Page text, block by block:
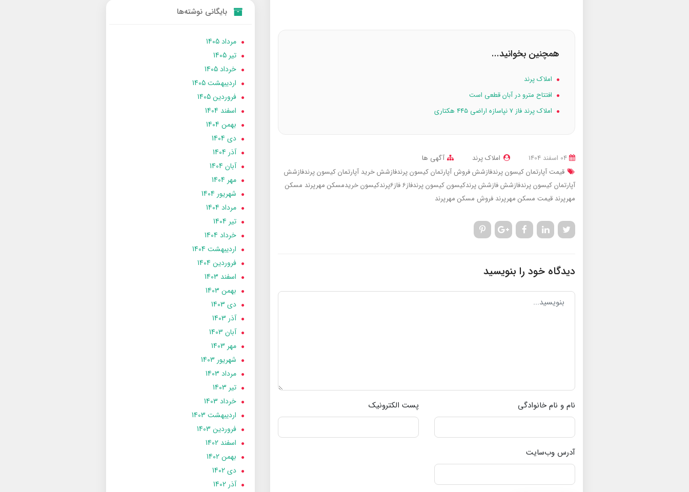
همچنین بخوانید...
املاک پرند
افتتاح مترو در آبان قطعی است
املاک پرند فاز ۷ نپاسازه اراضی ۴۴۵ هکتاری
املاک پرند
آگهی ها
قیمت آپارتمان کیسون پرندفازششفروش آپارتمان کیسون پرندفازششخرید آپارتمان کیسون پرندفازشش
آپارتمان کیسون پرندفازششفازشش پرندکیسونکیسون پرندفاز6 فاز6پرندکیسون خریدمسکن مهرپرند مسکن
مهرپرند قیمت مسکن مهرپرند فروش مسکن مهرپرند
دیدگاه خود را بنویسید
نام و نام خانوادگی پست الکترونیک
آدرس وب‌سایت
بایگانی نوشته‌ها
مرداد 1405
تير 1405
خرداد 1405
ارديبهشت 1405
فروردین 1405
اسفند 1404
بهمن 1404
دی 1404
آذر 1404
آبان 1404
مهر 1404
شهریور 1404
مرداد 1404
تير 1404
خرداد 1404
ارديبهشت 1404
فروردین 1404
اسفند 1403
بهمن 1403
دی 1403
آذر 1403
آبان 1403
مهر 1403
شهریور 1403
مرداد 1403
تير 1403
خرداد 1403
ارديبهشت 1403
فروردین 1403
اسفند 1402
بهمن 1402
دی 1402
آذر 1402